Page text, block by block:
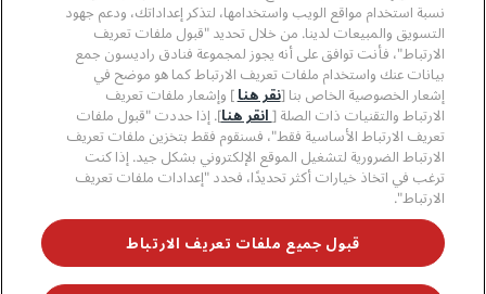
The Club by RHG
فرص التنمية
الأعمال المسؤولة
المشتريات
اتفاقية استخدام الموقع
سهولة التصفح الرقمي
بيان الرق ّ المعاصر
بيانات الاتصال
الأسئلة الشائعة
خريطة الموقع
وسائل التواصل الاجتماعي
علامات فنادق راديسون التجارية
لا تفوّت فرصة الحصول على أفضل عروضنا
نسبة استخدام مواقع الويب واستخدامها، لتذكر إعداداتك، ودعم جهود
التسويق والمبيعات لدينا. من خلال تحديد "قبول ملفات تعريف
الارتباط"، فأنت توافق على أنه يجوز لمجموعة فنادق راديسون جمع
بيانات عنك واستخدام ملفات تعريف الارتباط كما هو موضح في
إشعار الخصوصية الخاص بنا [نقر هنا ] وإشعار ملفات تعريف
الارتباط والتقنيات ذات الصلة [ انقر هنا]. إذا حددت "قبول ملفات
تعريف الارتباط الأساسية فقط"، فسنقوم فقط بتخزين ملفات تعريف
الارتباط الضرورية لتشغيل الموقع الإلكتروني بشكل جيد. إذا كنت
ترغب في اتخاذ خيارات أكثر تحديدًا، فحدد "إعدادات ملفات تعريف
الارتباط".
قبول جميع ملفات تعريف الارتباط